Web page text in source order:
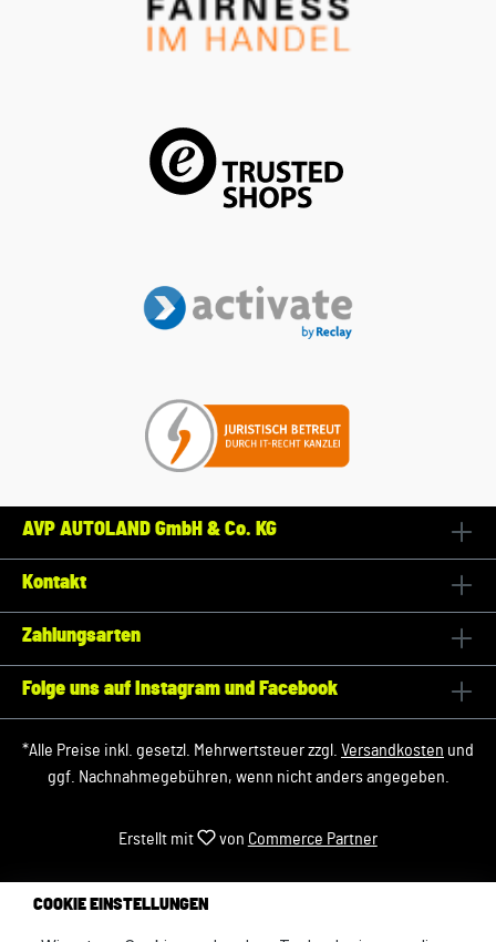
AVP AUTOLAND GmbH & Co. KG
Kontakt
Zahlungsarten
Folge uns auf Instagram und Facebook
*Alle Preise inkl. gesetzl. Mehrwertsteuer zzgl. Versandkosten und
ggf. Nachnahmegebühren, wenn nicht anders angegeben.
Erstellt mit von Commerce Partner
COOKIE EINSTELLUNGEN